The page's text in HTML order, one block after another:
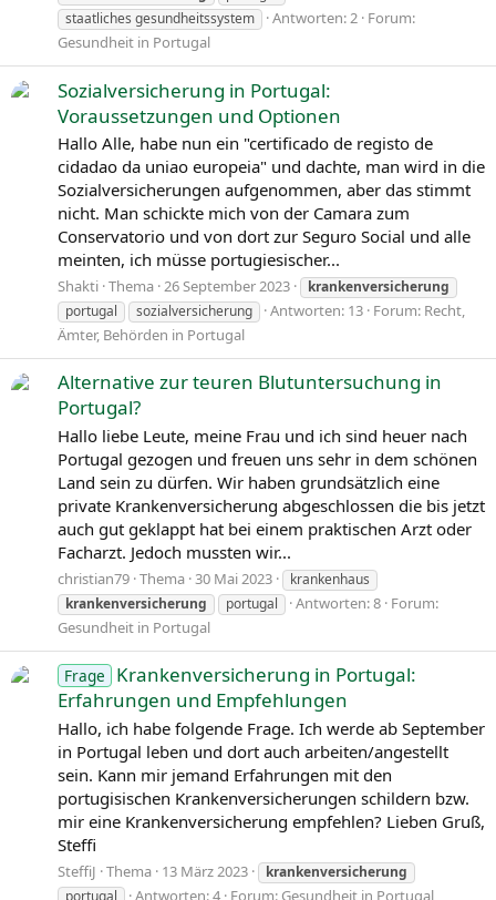
staatliches gesundheitssystem
Antworten: 2 Forum:
Gesundheit in Portugal
Sozialversicherung in Portugal:
Voraussetzungen und Optionen
Hallo Alle, habe nun ein "certificado de registo de
cidadao da uniao europeia" und dachte, man wird in die
Sozialversicherungen aufgenommen, aber das stimmt
nicht. Man schickte mich von der Camara zum
Conservatorio und von dort zur Seguro Social und alle
meinten, ich müsse portugiesischer...
Shakti Thema 26 September 2023
krankenversicherung
portugal
sozialversicherung Antworten: 13 Forum: Recht,
Ämter, Behörden in Portugal
Alternative zur teuren Blutuntersuchung in
Portugal?
Hallo liebe Leute, meine Frau und ich sind heuer nach
Portugal gezogen und freuen uns sehr in dem schönen
Land sein zu dürfen. Wir haben grundsätzlich eine
private Krankenversicherung abgeschlossen die bis jetzt
auch gut geklappt hat bei einem praktischen Arzt oder
Facharzt. Jedoch mussten wir...
christian79 Thema 30 Mai 2023
krankenhaus
krankenversicherung
portugal Antworten: 8 Forum:
Gesundheit in Portugal
Frage
Krankenversicherung in Portugal:
Erfahrungen und Empfehlungen
Hallo, ich habe folgende Frage. Ich werde ab September
in Portugal leben und dort auch arbeiten/angestellt
sein. Kann mir jemand Erfahrungen mit den
portugisischen Krankenversicherungen schildern bzw.
mir eine Krankenversicherung empfehlen? Lieben Gruß,
Steffi
SteffiJ Thema 13 März 2023
krankenversicherung
portugal
Antworten: 4 Forum: Gesundheit in Portugal